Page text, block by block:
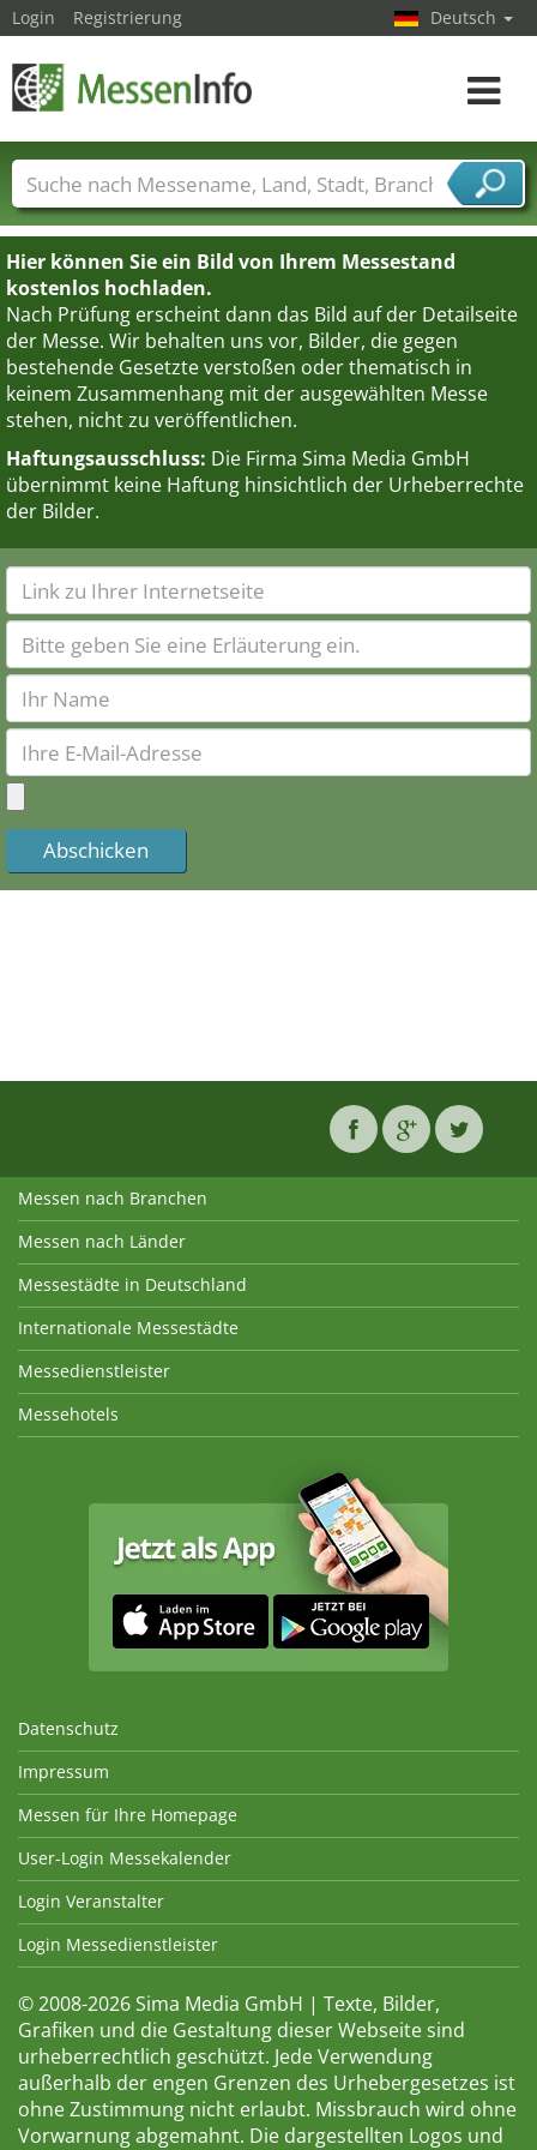
Hier können Sie ein Bild von Ihrem Messestand
kostenlos hochladen.
Nach Prüfung erscheint dann das Bild auf der Detailseite
der Messe. Wir behalten uns vor, Bilder, die gegen
bestehende Gesetzte verstoßen oder thematisch in
keinem Zusammenhang mit der ausgewählten Messe
stehen, nicht zu veröffentlichen.
Haftungsausschluss: Die Firma Sima Media GmbH
übernimmt keine Haftung hinsichtlich der Urheberrechte
der Bilder.
Login Registrierung Deutsch
Toggle
Messenamen Länder Städte
Branchen
Dienstleisterbranchen
Messen nach Branchen
Messen nach Länder
Messestädte in Deutschland
Internationale Messestädte
Messedienstleister
Messehotels
Datenschutz
Impressum
Messen für Ihre Homepage
User-Login Messekalender
Login Veranstalter
Login Messedienstleister
© 2008-2026 Sima Media GmbH | Texte, Bilder,
Grafiken und die Gestaltung dieser Webseite sind
urheberrechtlich geschützt. Jede Verwendung
außerhalb der engen Grenzen des Urhebergesetzes ist
ohne Zustimmung nicht erlaubt. Missbrauch wird ohne
Vorwarnung abgemahnt. Die dargestellten Logos und